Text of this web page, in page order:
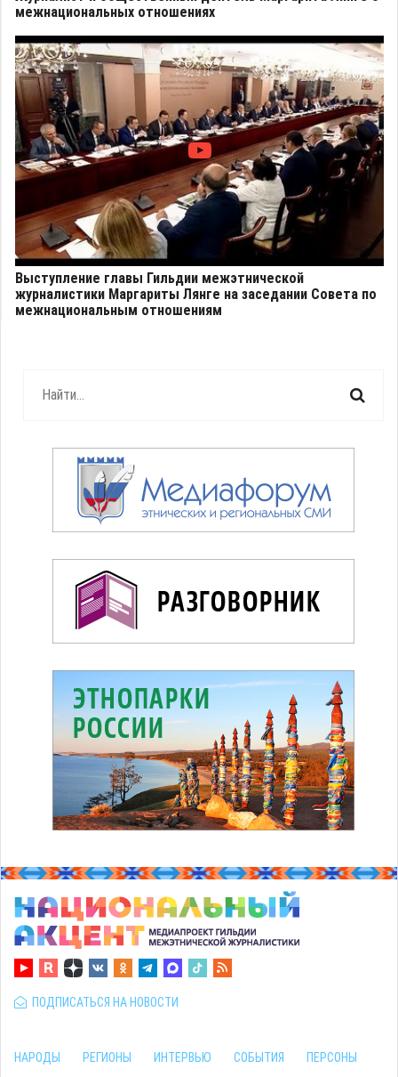
межнациональных отношениях
Выступление главы Гильдии межэтнической
журналистики Маргариты Лянге на заседании Совета по
межнациональным отношениям
ПОДПИСАТЬСЯ НА НОВОСТИ
НАРОДЫ РЕГИОНЫ ИНТЕРВЬЮ СОБЫТИЯ
ПЕРСОНЫ